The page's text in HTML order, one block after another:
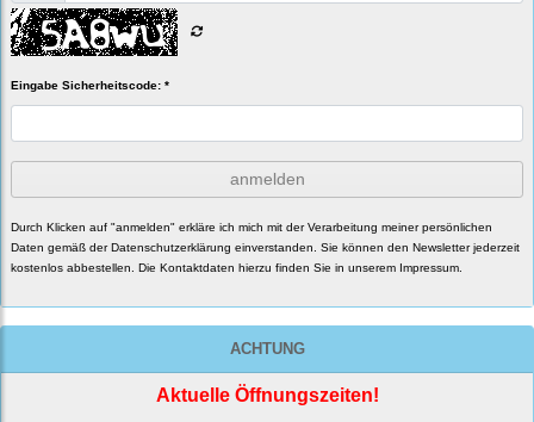
Eingabe Sicherheitscode: *
anmelden
Durch Klicken auf "anmelden" erkläre ich mich mit der Verarbeitung meiner persönlichen
Daten gemäß der Datenschutzerklärung einverstanden. Sie können den Newsletter jederzeit
kostenlos abbestellen. Die Kontaktdaten hierzu finden Sie in unserem Impressum.
ACHTUNG
Aktuelle Öffnungszeiten!